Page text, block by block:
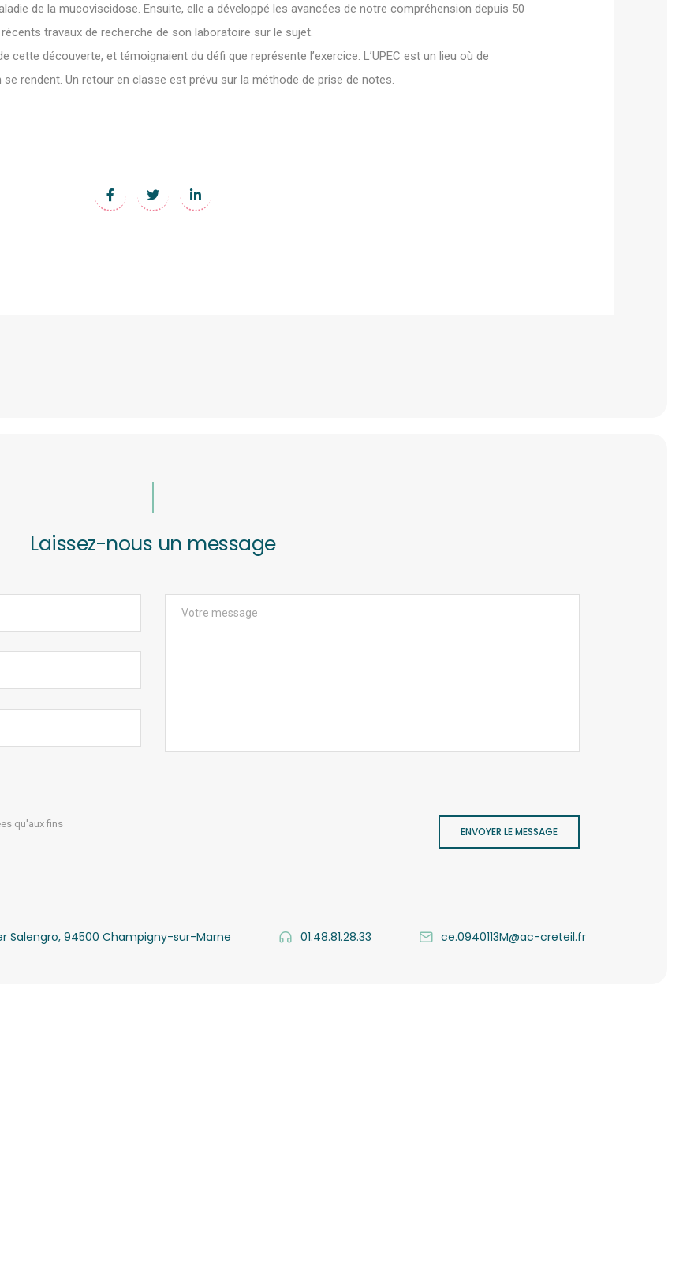
de la mucoviscidose. Ensuite, elle a développé les avancées de notre compréhension depuis 50
travaux de recherche de son laboratoire sur le sujet.
cette découverte, et témoignaient du défi que représente l’exercice. L’UPEC est un lieu où de
rendent. Un retour en classe est prévu sur la méthode de prise de notes.
Laissez-nous un message
qu'aux fins
ENVOYER LE MESSAGE
Salengro, 94500 Champigny-sur-Marne 01.48.81.28.33 ce.0940113M@ac-creteil.fr